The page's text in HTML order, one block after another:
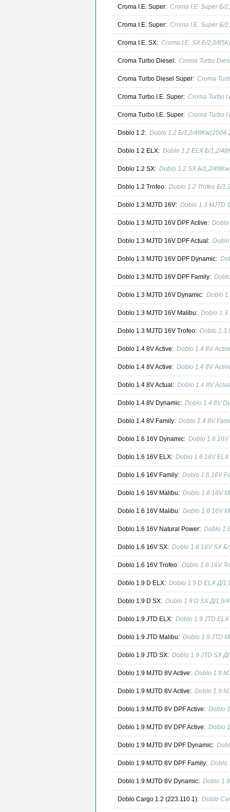
Croma I.E. Super: Croma I.E. Super Б/
Croma I.E. Super: Croma I.E. Super Б/
Croma I.E. SX: Croma I.E. SX Б/2,0/
Croma Turbo Diesel: Croma Turbo
Croma Turbo Diesel Super: Croma
Croma Turbo I.E. Super: Croma Turbo
Croma Turbo I.E. Super: Croma Turbo
Doblo 1.2: Doblo 1.2 Б/1,2/48Kw(2004-
Doblo 1.2 ELX: Doblo 1.2 ELX Б/1,2/
Doblo 1.2 SX: Doblo 1.2 SX Б/1,2/
Doblo 1.2 Trofeo: Doblo 1.2 Trofeo Б/
Doblo 1.3 MJTD 16V: Doblo 1.3 MJTD
Doblo 1.3 MJTD 16V DPF Active: Doblo
Doblo 1.3 MJTD 16V DPF Actual:
Doblo 1.3 MJTD 16V DPF Dynamic:
Doblo 1.3 MJTD 16V DPF Family:
Doblo 1.3 MJTD 16V Dynamic: Doblo
Doblo 1.3 MJTD 16V Malibu: Doblo 1.3
Doblo 1.3 MJTD 16V Trofeo: Doblo 1.3
Doblo 1.4 8V Active: Doblo 1.4 8V
Doblo 1.4 8V Active: Doblo 1.4 8V
Doblo 1.4 8V Actual: Doblo 1.4 8V
Doblo 1.4 8V Dynamic: Doblo 1.4 8V
Doblo 1.4 8V Family: Doblo 1.4 8V
Doblo 1.6 16V Dynamic: Doblo 1.6
Doblo 1.6 16V ELX: Doblo 1.6 16V
Doblo 1.6 16V Family: Doblo 1.6 16V
Doblo 1.6 16V Malibu: Doblo 1.6 16V
Doblo 1.6 16V Malibu: Doblo 1.6 16V
Doblo 1.6 16V Natural Power: Doblo
Doblo 1.6 16V SX: Doblo 1.6 16V SX
Doblo 1.6 16V Trofeo: Doblo 1.6 16V
Doblo 1.9 D ELX: Doblo 1.9 D ELX Д/
Doblo 1.9 D SX: Doblo 1.9 D SX Д/1,9/
Doblo 1.9 JTD ELX: Doblo 1.9 JTD
Doblo 1.9 JTD Malibu: Doblo 1.9 JTD
Doblo 1.9 JTD SX: Doblo 1.9 JTD SX
Doblo 1.9 MJTD 8V Active: Doblo 1.9
Doblo 1.9 MJTD 8V Active: Doblo 1.9
Doblo 1.9 MJTD 8V DPF Active: Doblo
Doblo 1.9 MJTD 8V DPF Active: Doblo
Doblo 1.9 MJTD 8V DPF Dynamic:
Doblo 1.9 MJTD 8V DPF Family: Doblo
Doblo 1.9 MJTD 8V Dynamic: Doblo
Doblo Cargo 1.2 (223.110.1): Doblo